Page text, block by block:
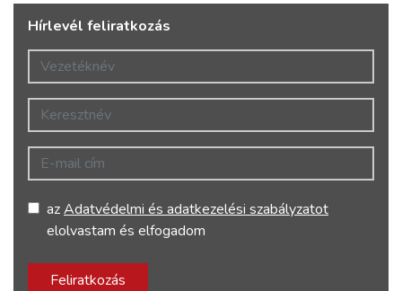
Hírlevél feliratkozás
Vezetéknév
Keresztnév
E-mail cím
azAdatvédelmi és adatkezelési szabályzatot
elolvastam és elfogadom
Feliratkozás